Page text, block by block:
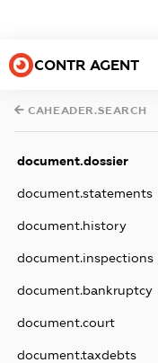
CONTR AGENT
CAHEADER.SEARCH
document.dossier
document.statements
document.history
document.inspections
document.bankruptcy
document.court
document.taxdebts